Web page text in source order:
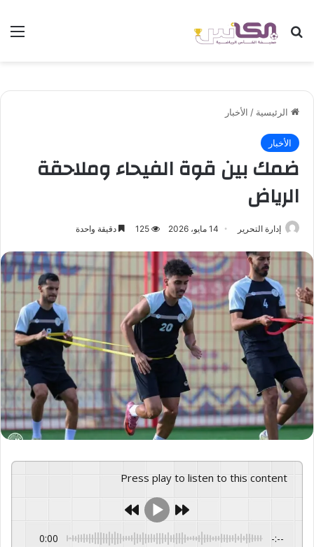
بحث عن
الرئيسية / الأخبار
الأخبار
ضمك بين قوة الفيحاء وملاحقة
الرياض
إدارة التحرير 14 مايو، 2026 125 دقيقة واحدة
Press play to listen to this content
0:00 -:--